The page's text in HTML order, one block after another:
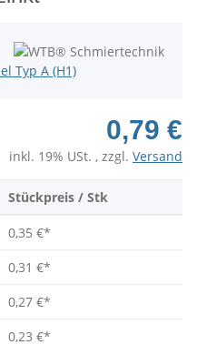
Typ A (H1)
0,79 €
inkl. 19% USt. , zzgl. Versand
Stückpreis / Stk
0,35 €*
0,31 €*
0,27 €*
0,23 €*